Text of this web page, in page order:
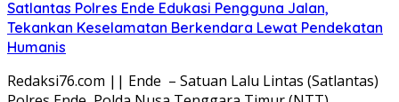
Satlantas Polres Ende Edukasi Pengguna Jalan,
Tekankan Keselamatan Berkendara Lewat Pendekatan
Humanis
Redaksi76.com || Ende – Satuan Lalu Lintas (Satlantas)